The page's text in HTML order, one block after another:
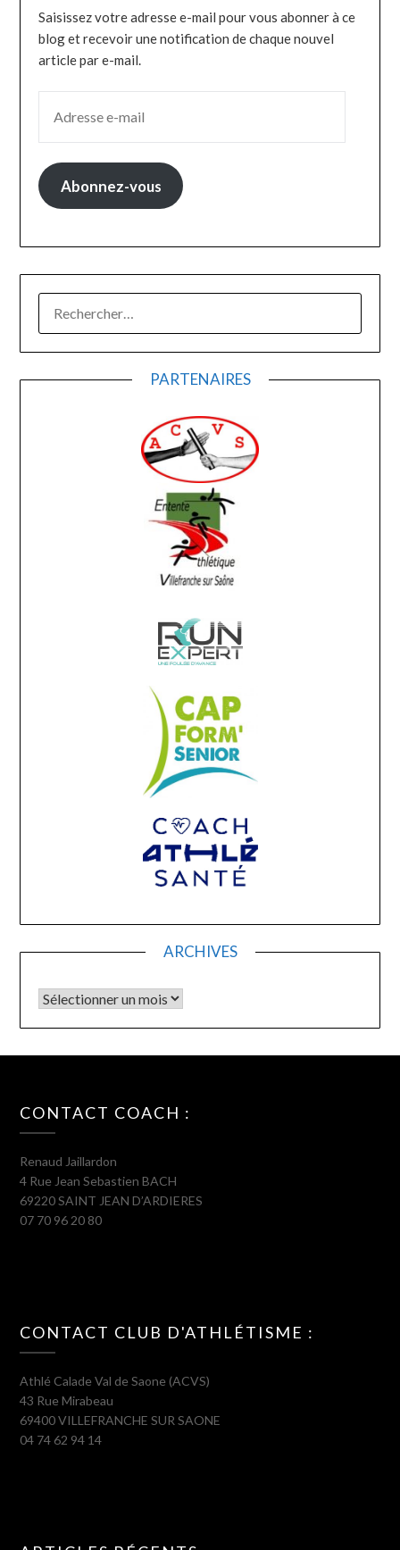
Saisissez votre adresse e-mail pour vous abonner à ce
blog et recevoir une notification de chaque nouvel
article par e-mail.
Abonnez-vous
PARTENAIRES
ARCHIVES
Archives
CONTACT COACH :
Renaud Jaillardon
4 Rue Jean Sebastien BACH
69220 SAINT JEAN D’ARDIERES
07 70 96 20 80
CONTACT CLUB D'ATHLÉTISME :
Athlé Calade Val de Saone (ACVS)
43 Rue Mirabeau
69400 VILLEFRANCHE SUR SAONE
04 74 62 94 14